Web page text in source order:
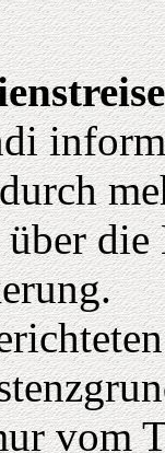
die
vom